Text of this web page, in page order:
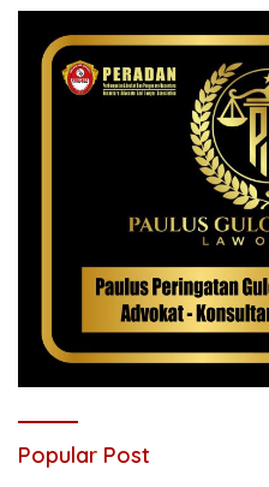
Popular Post